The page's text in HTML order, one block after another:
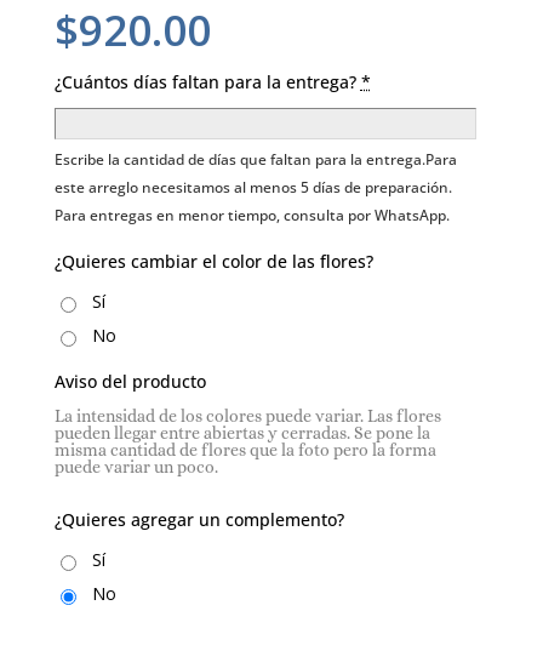
$920.00
¿Cuántos días faltan para la entrega? *
Escribe la cantidad de días que faltan para la entrega.Para
este arreglo necesitamos al menos 5 días de preparación.
Para entregas en menor tiempo, consulta por WhatsApp.
¿Quieres cambiar el color de las flores?
Sí
No
Aviso del producto
La intensidad de los colores puede variar. Las flores
pueden llegar entre abiertas y cerradas. Se pone la
misma cantidad de flores que la foto pero la forma
puede variar un poco.
¿Quieres agregar un complemento?
Sí
No